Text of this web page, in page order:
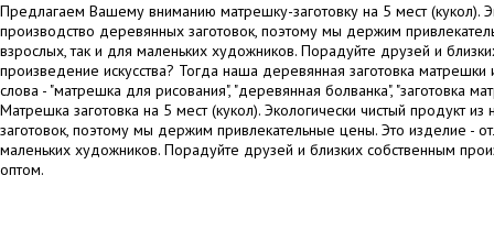
Предлагаем Вашему вниманию матрешку-заготовку на 5 мест (кукол).
производство деревянных заготовок, поэтому мы держим
взрослых, так и для маленьких художников. Порадуйте друзей и
произведение искусства? Тогда наша деревянная заготовка
слова - "матрешка для рисования", "деревянная болванка", "заготовка
Матрешка заготовка на 5 мест (кукол). Экологически чистый продукт
заготовок, поэтому мы держим привлекательные цены. Это изделие -
маленьких художников. Порадуйте друзей и близких собственным
оптом.